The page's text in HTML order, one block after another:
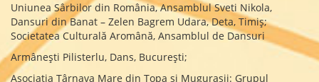
Uniunea Sârbilor din România, Ansamblul Sveti Nikola,
Dansuri din Banat – Zelen Bagrem Udara, Deta, Timiș;
Societatea Culturală Aromână, Ansamblul de Dansuri
Armânești Pilisterlu, Dans, București;
Asociația Târnava Mare din Țopa și Mugurașii: Grupul